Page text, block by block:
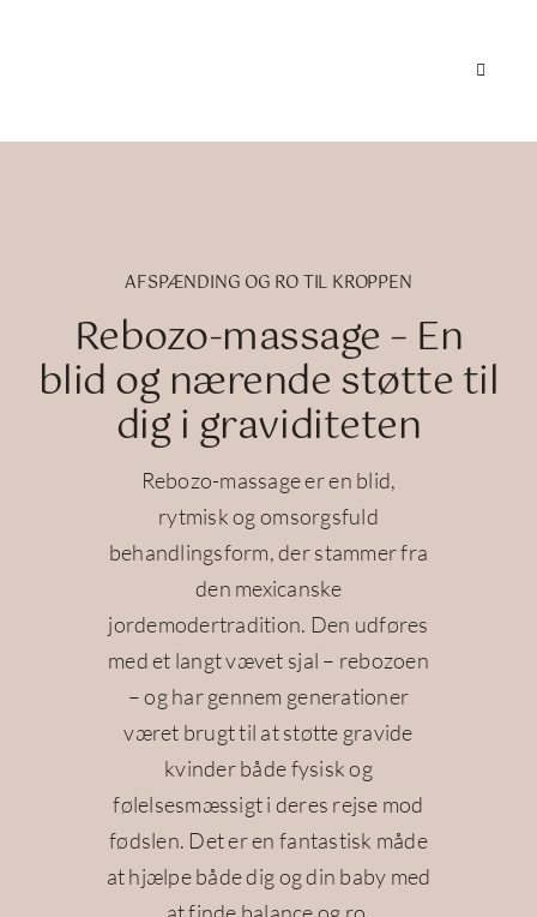
Toggle
AFSPÆNDING OG RO TIL KROPPEN
Rebozo-massage – En
blid og nærende støtte til
dig i graviditeten
Rebozo-massage er en blid,
rytmisk og omsorgsfuld
behandlingsform, der stammer fra
den mexicanske
jordemodertradition. Den udføres
med et langt vævet sjal – rebozoen
– og har gennem generationer
været brugt til at støtte gravide
kvinder både fysisk og
følelsesmæssigt i deres rejse mod
fødslen. Det er en fantastisk måde
at hjælpe både dig og din baby med